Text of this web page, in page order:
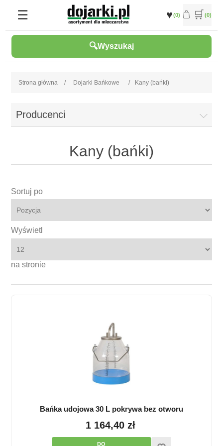
(0) (0)
Wyszukaj
Strona główna / Dojarki Bańkowe / Kany (bańki)
Producenci
Kany (bańki)
Sortuj po
Wyświetl
na stronie
Bańka udojowa 30 L pokrywa bez otworu
1 164,40 zł